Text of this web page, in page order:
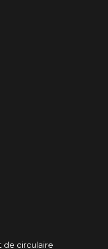
de circulaire